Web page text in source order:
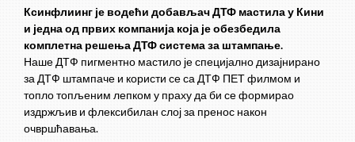
Ксинфлиинг је водећи добављач ДТФ мастила у Кини
и једна од првих компанија која је обезбедила
комплетна решења ДТФ система за штампање.
Наше ДТФ пигментно мастило је специјално дизајнирано
за ДТФ штампаче и користи се са ДТФ ПЕТ филмом и
топло топљеним лепком у праху да би се формирао
издржљив и флексибилан слој за пренос након
очвршћавања.